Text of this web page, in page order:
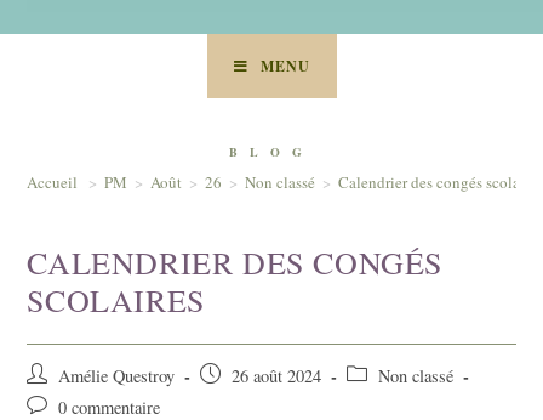
MENU
BLOG
Accueil > PM > Août > 26 > Non classé > Calendrier des congés scolaires
CALENDRIER DES CONGÉS
SCOLAIRES
Auteur/autrice
de
Amélie Questroy
Post 26 août 2024
Post Non classé
Post 0 commentaire